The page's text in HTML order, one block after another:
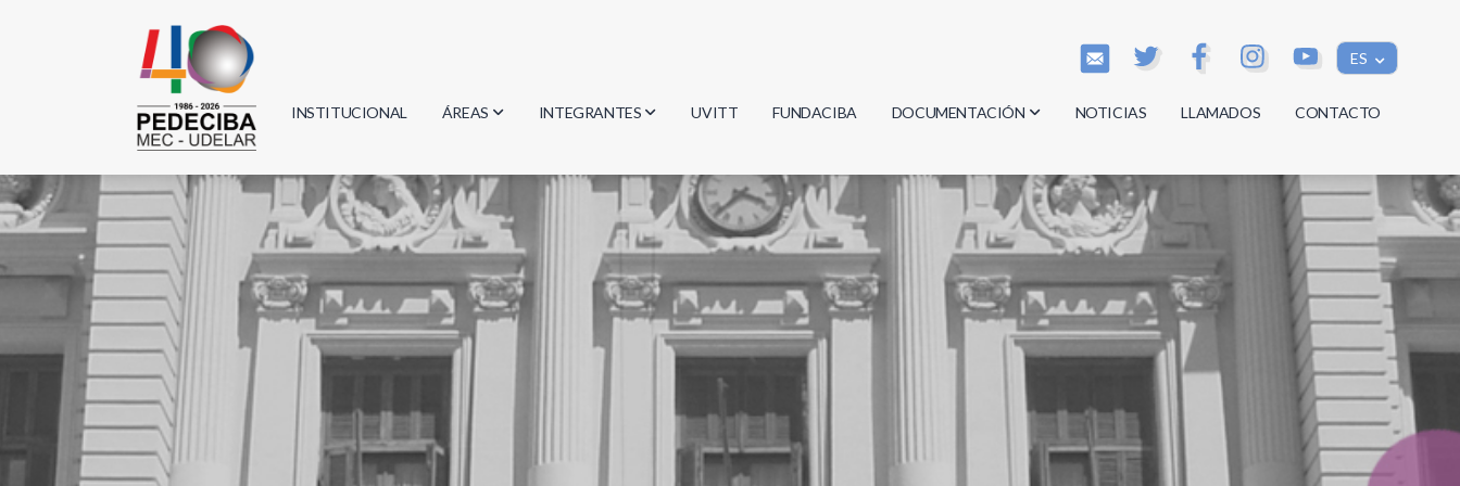
ES
INSTITUCIONAL ÁREAS
Biología
Física
Geociencias
Informática
Matemática
Química
INTEGRANTES
Investigadores
Estudiantes
Egresados
UVITT FUNDACIBA DOCUMENTACIÓN
Actas
Reglamentos
Documentos
NOTICIAS LLAMADOS CONTACTO